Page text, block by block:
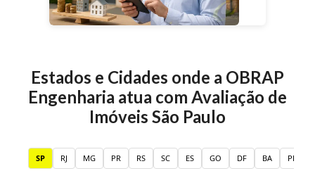
Estados e Cidades onde a OBRAP
Engenharia atua com Avaliação de
Imóveis São Paulo
SP RJ MG PR RS SC ES GO DF BA PE